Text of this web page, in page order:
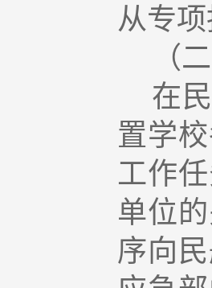
从专
（
在
置学
工作
单位
序向